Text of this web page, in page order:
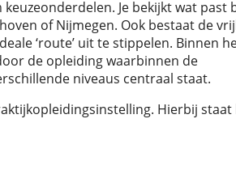
Je bekijkt wat past
of Nijmegen. Ook bestaat de
‘route’ uit te stippelen. Binnen
de opleiding waarbinnen de
niveaus centraal staat.
Hierbij staat